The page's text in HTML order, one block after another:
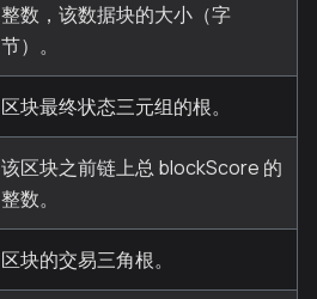
整数，该数据块的大小（字
节）。
区块最终状态三元组的根。
该区块之前链上总 blockScore 的
整数。
区块的交易三角根。